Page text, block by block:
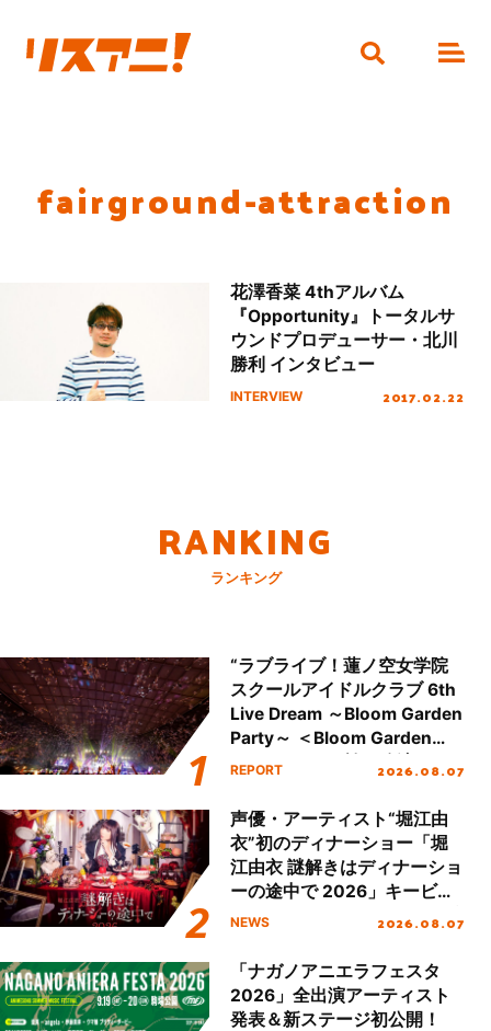
fairground-attraction
花澤香菜 4thアルバム
『Opportunity』トータルサ
ウンドプロデューサー・北川
勝利 インタビュー
INTERVIEW 2017.02.22
RANKING
ランキング
“ラブライブ！蓮ノ空女学院
スクールアイドルクラブ 6th
Live Dream ～Bloom Garden
Party～ ＜Bloom Garden
Party Stage／埼玉公演＞”
REPORT 2026.08.07
声優・アーティスト“堀江由
衣”初のディナーショー「堀
江由衣 謎解きはディナーショ
ーの途中で 2026」キービジ
ュアル＆グッズラインナップ
NEWS 2026.08.07
「ナガノアニエラフェスタ
2026」全出演アーティスト
発表＆新ステージ初公開！